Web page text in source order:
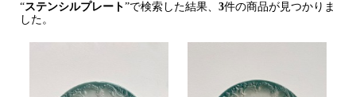
“ステンシルプレート”で検索した結果、 3件の商品が見つかりま
した。